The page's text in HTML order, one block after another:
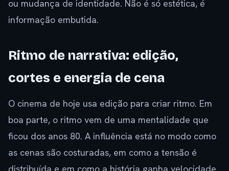
ou mudança de identidade. Não é só estética, é
informação embutida.
Ritmo de narrativa: edição,
cortes e energia de cena
O cinema de hoje usa edição para criar ritmo. Em
boa parte, o ritmo vem de uma mentalidade que
ficou dos anos 80. A influência está no modo como
as cenas são costuradas, em como a tensão é